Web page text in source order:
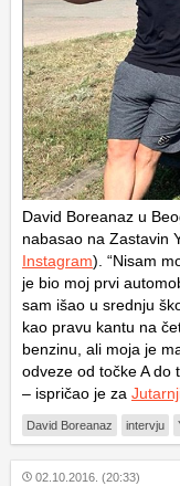
David Boreanaz u
nabasao na Zastavin
Instagram). “Nisam
je bio moj prvi
sam išao u srednju
kao pravu kantu na
benzinu, ali moja je
odveze od točke A do
– ispričao je za
David Boreanaz intervju
02.10.2016. (20:33)